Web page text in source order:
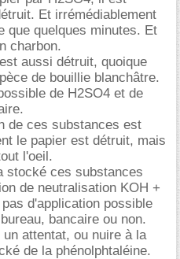
Et irrémédiablement
que quelques minutes. Et
charbon.
aussi détruit, quoique
de bouillie blanchâtre.
de H2SO4 et de
de ces substances est
le papier est détruit, mais
l'oeil.
stocké ces substances
de neutralisation KOH +
d'application possible
bancaire ou non.
attentat, ou nuire à la
de la phénolphtaléine.